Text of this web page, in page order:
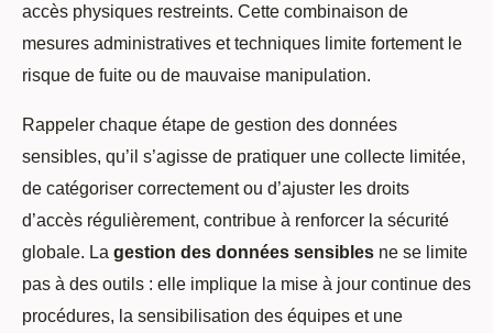
accès physiques restreints. Cette combinaison de
mesures administratives et techniques limite fortement le
risque de fuite ou de mauvaise manipulation.
Rappeler chaque étape de gestion des données
sensibles, qu’il s’agisse de pratiquer une collecte limitée,
de catégoriser correctement ou d’ajuster les droits
d’accès régulièrement, contribue à renforcer la sécurité
globale. La gestion des données sensibles ne se limite
pas à des outils : elle implique la mise à jour continue des
procédures, la sensibilisation des équipes et une